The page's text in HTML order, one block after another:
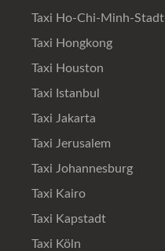
Taxi Ho-Chi-Minh-Stadt
Taxi Hongkong
Taxi Houston
Taxi Istanbul
Taxi Jakarta
Taxi Jerusalem
Taxi Johannesburg
Taxi Kairo
Taxi Kapstadt
Taxi Köln